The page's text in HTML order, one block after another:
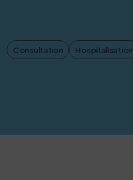
Consultation Hospitalisation